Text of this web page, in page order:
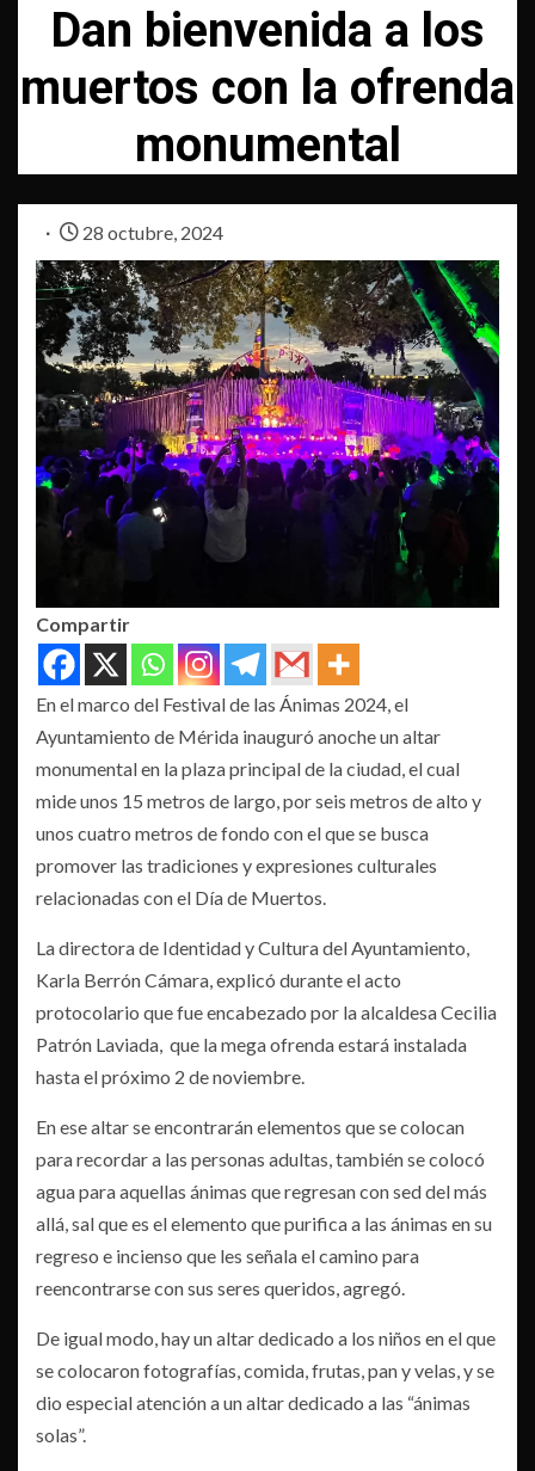
Dan bienvenida a los
muertos con la ofrenda
monumental
28 octubre, 2024
Compartir
En el marco del Festival de las Ánimas 2024, el
Ayuntamiento de Mérida inauguró anoche un altar
monumental en la plaza principal de la ciudad, el cual
mide unos 15 metros de largo, por seis metros de alto y
unos cuatro metros de fondo con el que se busca
promover las tradiciones y expresiones culturales
relacionadas con el Día de Muertos.
La directora de Identidad y Cultura del Ayuntamiento,
Karla Berrón Cámara, explicó durante el acto
protocolario que fue encabezado por la alcaldesa Cecilia
Patrón Laviada, que la mega ofrenda estará instalada
hasta el próximo 2 de noviembre.
En ese altar se encontrarán elementos que se colocan
para recordar a las personas adultas, también se colocó
agua para aquellas ánimas que regresan con sed del más
allá, sal que es el elemento que purifica a las ánimas en su
regreso e incienso que les señala el camino para
reencontrarse con sus seres queridos, agregó.
De igual modo, hay un altar dedicado a los niños en el que
se colocaron fotografías, comida, frutas, pan y velas, y se
dio especial atención a un altar dedicado a las “ánimas
solas”.